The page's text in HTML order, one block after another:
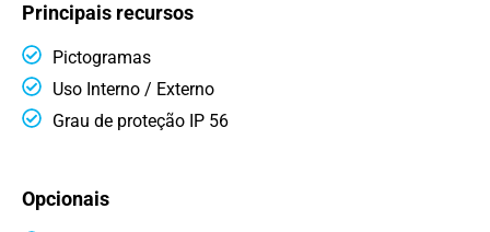
Principais recursos
Pictogramas
Uso Interno / Externo
Grau de proteção IP 56
Opcionais